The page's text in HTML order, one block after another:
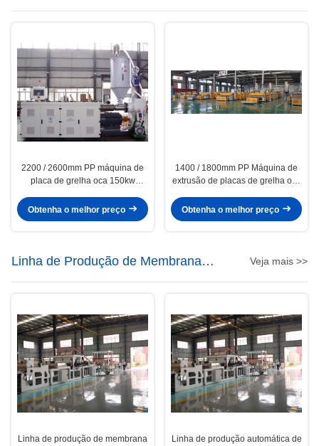
PP
2200 / 2600mm PP máquina de
placa de grelha oca 150kw
placa oca
Obtenha o melhor preço
1400 / 1800mm PP Máquina de
extrusão de placas de grelha oco
Obtenha o melhor preço
Linha de Produção de Membrana
Impermeabilizante
Veja mais >>
Linha de produção de membrana
Linha de produção automática de